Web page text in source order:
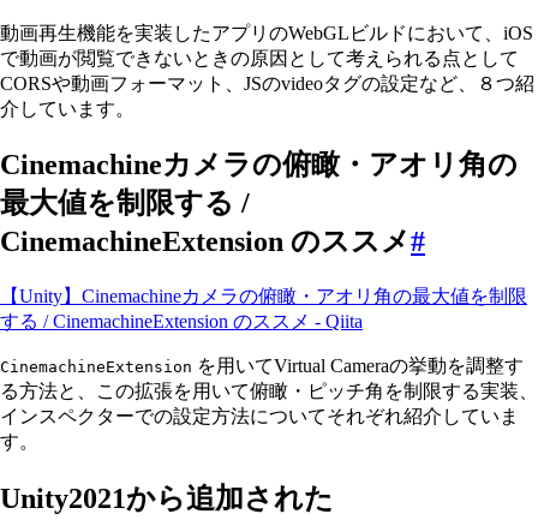
動画再生機能を実装したアプリのWebGLビルドにおいて、iOS
で動画が閲覧できないときの原因として考えられる点として
CORSや動画フォーマット、JSのvideoタグの設定など、８つ紹
介しています。
Cinemachineカメラの俯瞰・アオリ角の
最大値を制限する /
CinemachineExtension のススメ#
【Unity】Cinemachineカメラの俯瞰・アオリ角の最大値を制限
する / CinemachineExtension のススメ - Qiita
CinemachineExtension を用いてVirtual Cameraの挙動を調整す
る方法と、この拡張を用いて俯瞰・ピッチ角を制限する実装、
インスペクターでの設定方法についてそれぞれ紹介していま
す。
Unity2021から追加された